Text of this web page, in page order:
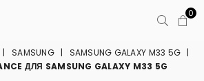
0
| SAMSUNG | SAMSUNG GALAXY M33 5G |
ДЛЯ SAMSUNG GALAXY M33 5G